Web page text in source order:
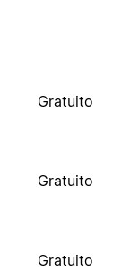
Gratuito
Gratuito
Gratuito